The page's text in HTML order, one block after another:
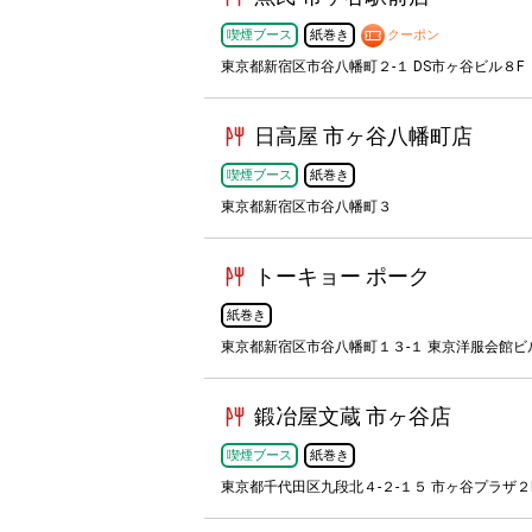
喫煙ブース 紙巻き クーポン
東京都新宿区市谷八幡町２-１ DS市ヶ谷ビル８F
日高屋 市ヶ谷八幡町店
喫煙ブース 紙巻き
東京都新宿区市谷八幡町３
トーキョー ポーク
紙巻き
東京都新宿区市谷八幡町１３-１ 東京洋服会館ビ
鍛冶屋文蔵 市ヶ谷店
喫煙ブース 紙巻き
東京都千代田区九段北４-２-１５ 市ヶ谷プラザ２